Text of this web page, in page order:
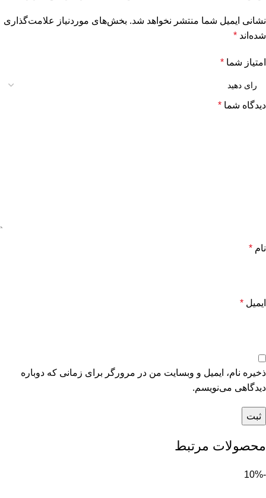
نشانی ایمیل شما منتشر نخواهد شد. بخش‌های موردنیاز علامت‌گذاری
شده‌اند *
امتیاز شما *
دیدگاه شما *
نام *
ایمیل *
ذخیره نام، ایمیل و وبسایت من در مرورگر برای زمانی که دوباره
دیدگاهی می‌نویسم.
محصولات مرتبط
-10%